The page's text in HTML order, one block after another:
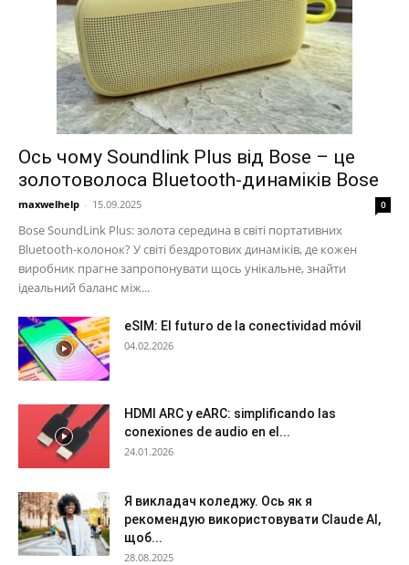
Ось чому Soundlink Plus від Bose – це
золотоволоса Bluetooth-динаміків Bose
maxwelhelp - 15.09.2025 0
Bose SoundLink Plus: золота середина в світі портативних
Bluetooth-колонок? У світі бездротових динаміків, де кожен
виробник прагне запропонувати щось унікальне, знайти
ідеальний баланс між...
eSIM: El futuro de la conectividad móvil
04.02.2026
HDMI ARC y eARC: simplificando las
conexiones de audio en el...
24.01.2026
Я викладач коледжу. Ось як я
рекомендую використовувати Claude AI,
щоб...
28.08.2025